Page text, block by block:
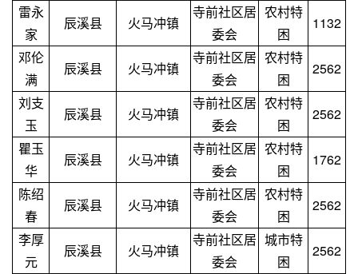
雷永
家
辰溪县 火马冲镇
寺前社区居
委会
农村特
困
1132
邓伦
满
辰溪县 火马冲镇
寺前社区居
委会
农村特
困
2562
刘支
玉
辰溪县 火马冲镇
寺前社区居
委会
农村特
困
2562
瞿玉
华
辰溪县 火马冲镇
寺前社区居
委会
农村特
困
1762
陈绍
春
辰溪县 火马冲镇
寺前社区居
委会
农村特
困
2562
李厚
元
辰溪县 火马冲镇
寺前社区居
委会
城市特
困
2562